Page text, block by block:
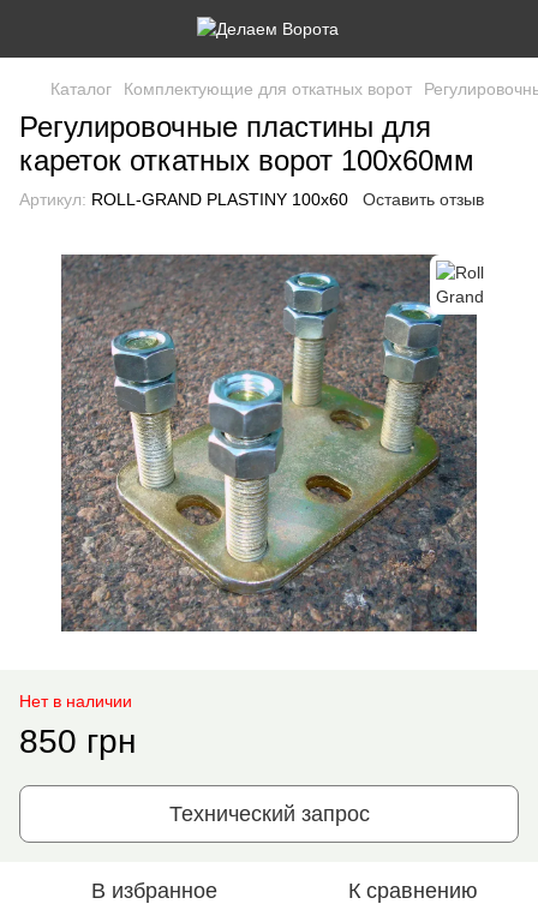
Каталог Комплектующие для откатных ворот
Регулировочные пластины для
кареток откатных ворот 100х60мм
Артикул: ROLL-GRAND PLASTINY 100х60 Оставить отзыв
Нет в наличии
850 грн
Технический запрос
В избранное К сравнению